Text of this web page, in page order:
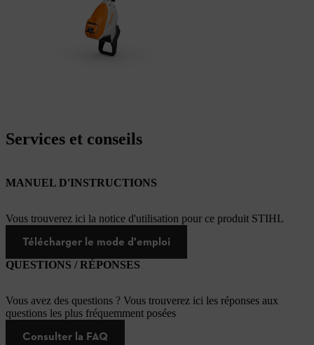
Services et conseils
MANUEL D'INSTRUCTIONS
Vous trouverez ici la notice d'utilisation pour ce produit STIHL
Télécharger le mode d'emploi
QUESTIONS / RÉPONSES
Vous avez des questions ? Vous trouverez ici les réponses aux
questions les plus fréquemment posées
Consulter la FAQ